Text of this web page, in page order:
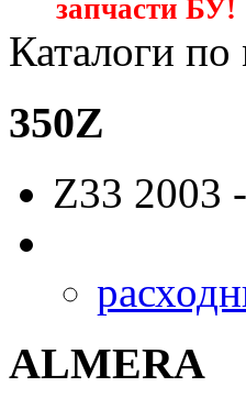
запчасти БУ!
Каталоги
350Z
Z33 2003
ALMERA